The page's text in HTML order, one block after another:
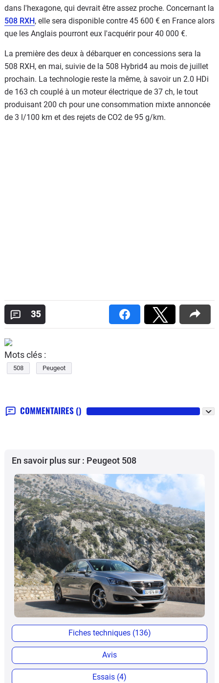
dans l'hexagone, qui devrait être assez proche. Concernant la
508 RXH, elle sera disponible contre 45 600 € en France alors
que les Anglais pourront eux l'acquérir pour 40 000 €.
La première des deux à débarquer en concessions sera la
508 RXH, en mai, suivie de la 508 Hybrid4 au mois de juillet
prochain. La technologie reste la même, à savoir un 2.0 HDi
de 163 ch couplé à un moteur électrique de 37 ch, le tout
produisant 200 ch pour une consommation mixte annoncée
de 3 l/100 km et des rejets de CO2 de 95 g/km.
35
Mots clés :
508 Peugeot
COMMENTAIRES ()
En savoir plus sur : Peugeot 508
Fiches techniques (136)
Avis
Essais (4)